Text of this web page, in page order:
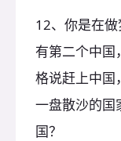
12、你是在
有第二个中国
格说赶上中国
一盘散沙的国
国？